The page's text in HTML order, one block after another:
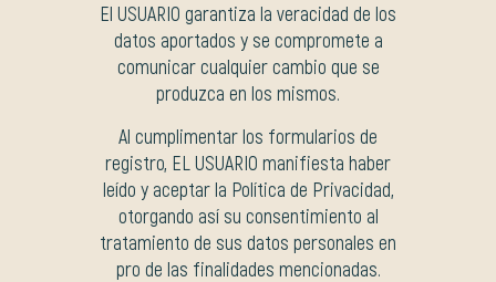
El USUARIO garantiza la veracidad de los
datos aportados y se compromete a
comunicar cualquier cambio que se
produzca en los mismos.
Al cumplimentar los formularios de
registro, EL USUARIO manifiesta haber
leído y aceptar la Política de Privacidad,
otorgando así su consentimiento al
tratamiento de sus datos personales en
pro de las finalidades mencionadas.